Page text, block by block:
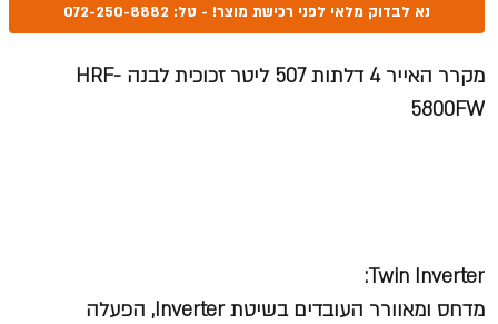
נא לבדוק מלאי לפני רכישת מוצר! - טל: 072-250-8882
מקרר האייר 4 דלתות 507 ליטר זכוכית לבנה HRF-
5800FW
Twin Inverter:
מדחס ומאוורר העובדים בשיטת Inverter, הפעלה